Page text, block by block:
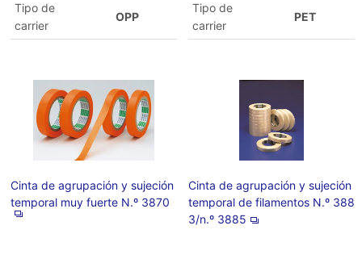
Tipo de
carrier
OPP
Tipo de
carrier
PET
Cinta de agrupación y sujeción
temporal muy fuerte N.º 3870
Cinta de agrupación y sujeción
temporal de filamentos N.º 388
3/n.º 3885